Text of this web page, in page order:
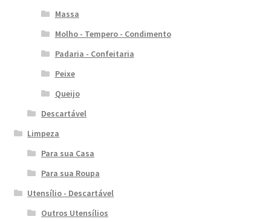
Massa
Molho - Tempero - Condimento
Padaria - Confeitaria
Peixe
Queijo
Descartável
Limpeza
Para sua Casa
Para sua Roupa
Utensílio - Descartável
Outros Utensílios